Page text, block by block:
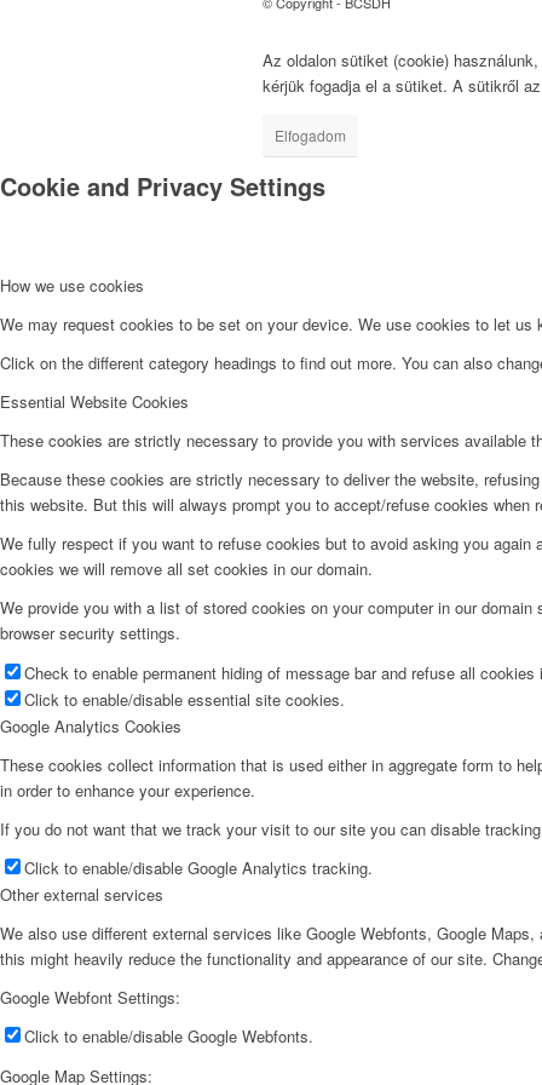
Az oldalon sütiket (cookie)
kérjük fogadja el a sütiket. A sütikről az
Elfogadom
Cookie and Privacy Settings
How we use cookies
We may request cookies to be set on your device. We use cookies to let
Click on the different category headings to find out more. You can also
Essential Website Cookies
These cookies are strictly necessary to provide you with services available
Because these cookies are strictly necessary to deliver the website,
this website. But this will always prompt you to accept/refuse cookies when
We fully respect if you want to refuse cookies but to avoid asking you
cookies we will remove all set cookies in our domain.
We provide you with a list of stored cookies on your computer in our
browser security settings.
Check to enable permanent hiding of message bar and refuse all
Click to enable/disable essential site cookies.
Google Analytics Cookies
These cookies collect information that is used either in aggregate form to
in order to enhance your experience.
If you do not want that we track your visit to our site you can disable
Click to enable/disable Google Analytics tracking.
Other external services
We also use different external services like Google Webfonts, Google
this might heavily reduce the functionality and appearance of our site.
Google Webfont Settings:
Click to enable/disable Google Webfonts.
Google Map Settings: